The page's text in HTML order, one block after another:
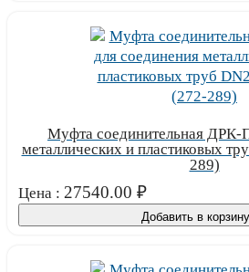
Муфта соединительная ДРК-
металлических и пластиковых
289)
Цена : 27540.00 ₽
Добавить в корзину